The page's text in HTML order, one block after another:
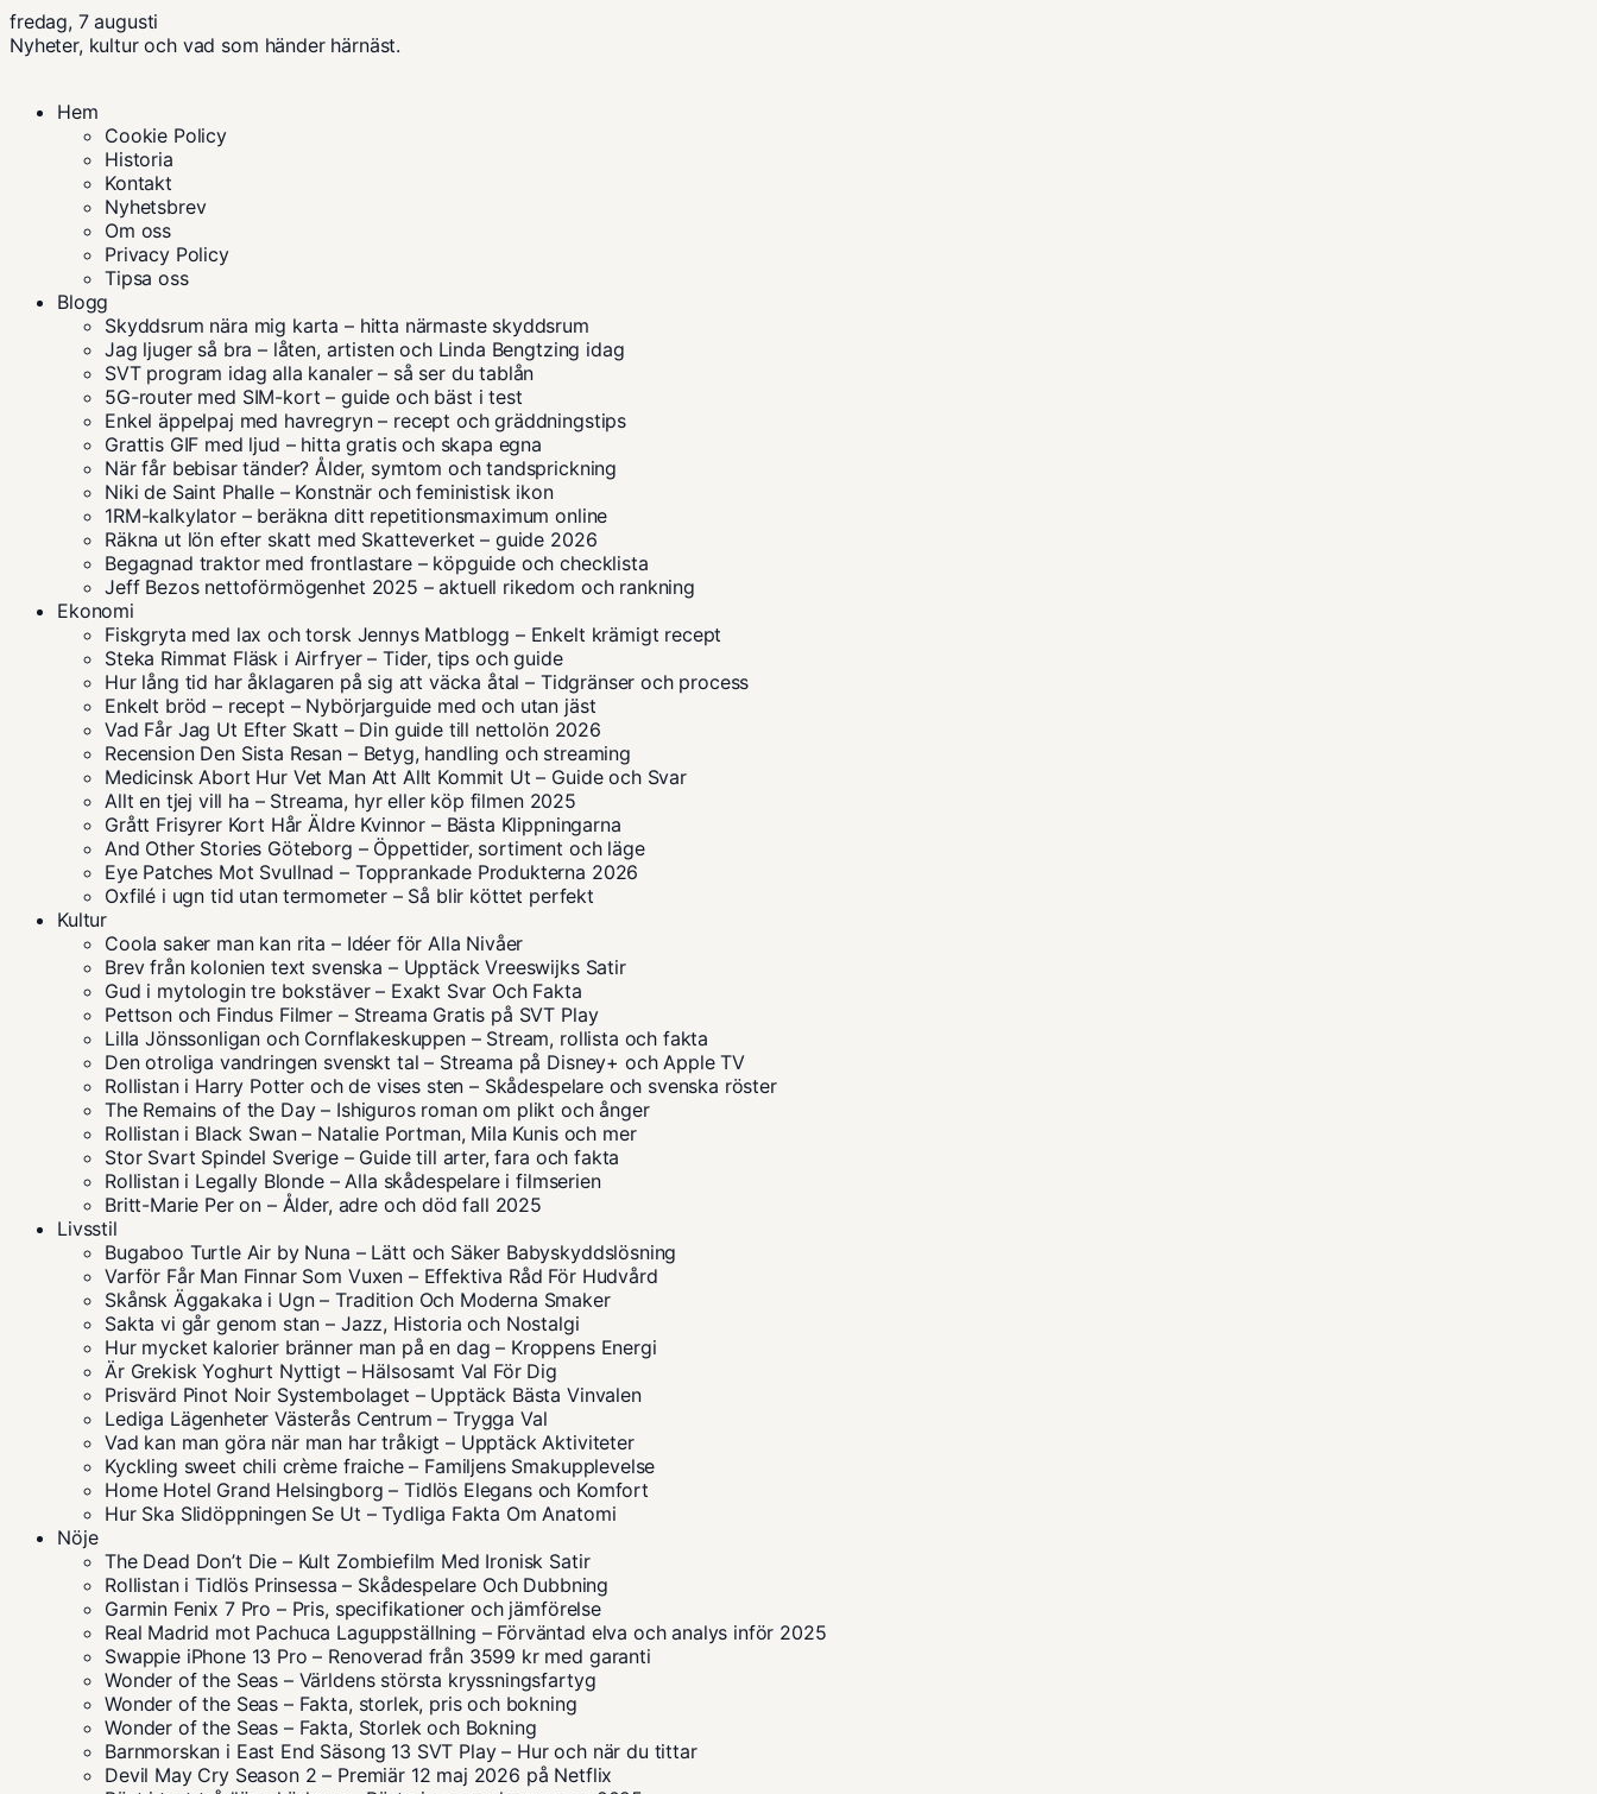
fredag, 7 augusti
Nyheter, kultur och vad som händer härnäst.
Hem
Cookie Policy
Historia
Kontakt
Nyhetsbrev
Om oss
Privacy Policy
Tipsa oss
Blogg
Skyddsrum nära mig karta – hitta närmaste skyddsrum
Jag ljuger så bra – låten, artisten och Linda Bengtzing idag
SVT program idag alla kanaler – så ser du tablån
5G-router med SIM-kort – guide och bäst i test
Enkel äppelpaj med havregryn – recept och gräddningstips
Grattis GIF med ljud – hitta gratis och skapa egna
När får bebisar tänder? Ålder, symtom och tandsprickning
Niki de Saint Phalle – Konstnär och feministisk ikon
1RM-kalkylator – beräkna ditt repetitionsmaximum online
Räkna ut lön efter skatt med Skatteverket – guide 2026
Begagnad traktor med frontlastare – köpguide och checklista
Jeff Bezos nettoförmögenhet 2025 – aktuell rikedom och rankning
Ekonomi
Fiskgryta med lax och torsk Jennys Matblogg – Enkelt krämigt recept
Steka Rimmat Fläsk i Airfryer – Tider, tips och guide
Hur lång tid har åklagaren på sig att väcka åtal – Tidgränser och process
Enkelt bröd – recept – Nybörjarguide med och utan jäst
Vad Får Jag Ut Efter Skatt – Din guide till nettolön 2026
Recension Den Sista Resan – Betyg, handling och streaming
Medicinsk Abort Hur Vet Man Att Allt Kommit Ut – Guide och Svar
Allt en tjej vill ha – Streama, hyr eller köp filmen 2025
Grått Frisyrer Kort Hår Äldre Kvinnor – Bästa Klippningarna
And Other Stories Göteborg – Öppettider, sortiment och läge
Eye Patches Mot Svullnad – Topprankade Produkterna 2026
Oxfilé i ugn tid utan termometer – Så blir köttet perfekt
Kultur
Coola saker man kan rita – Idéer för Alla Nivåer
Brev från kolonien text svenska – Upptäck Vreeswijks Satir
Gud i mytologin tre bokstäver – Exakt Svar Och Fakta
Pettson och Findus Filmer – Streama Gratis på SVT Play
Lilla Jönssonligan och Cornflakeskuppen – Stream, rollista och fakta
Den otroliga vandringen svenskt tal – Streama på Disney+ och Apple TV
Rollistan i Harry Potter och de vises sten – Skådespelare och svenska röster
The Remains of the Day – Ishiguros roman om plikt och ånger
Rollistan i Black Swan – Natalie Portman, Mila Kunis och mer
Stor Svart Spindel Sverige – Guide till arter, fara och fakta
Rollistan i Legally Blonde – Alla skådespelare i filmserien
Britt-Marie Per on – Ålder, adre och död fall 2025
Livsstil
Bugaboo Turtle Air by Nuna – Lätt och Säker Babyskyddslösning
Varför Får Man Finnar Som Vuxen – Effektiva Råd För Hudvård
Skånsk Äggakaka i Ugn – Tradition Och Moderna Smaker
Sakta vi går genom stan – Jazz, Historia och Nostalgi
Hur mycket kalorier bränner man på en dag – Kroppens Energi
Är Grekisk Yoghurt Nyttigt – Hälsosamt Val För Dig
Prisvärd Pinot Noir Systembolaget – Upptäck Bästa Vinvalen
Lediga Lägenheter Västerås Centrum – Trygga Val
Vad kan man göra när man har tråkigt – Upptäck Aktiviteter
Kyckling sweet chili crème fraiche – Familjens Smakupplevelse
Home Hotel Grand Helsingborg – Tidlös Elegans och Komfort
Hur Ska Slidöppningen Se Ut – Tydliga Fakta Om Anatomi
Nöje
The Dead Don’t Die – Kult Zombiefilm Med Ironisk Satir
Rollistan i Tidlös Prinsessa – Skådespelare Och Dubbning
Garmin Fenix 7 Pro – Pris, specifikationer och jämförelse
Real Madrid mot Pachuca Laguppställning – Förväntad elva och analys inför 2025
Swappie iPhone 13 Pro – Renoverad från 3599 kr med garanti
Wonder of the Seas – Världens största kryssningsfartyg
Wonder of the Seas – Fakta, storlek, pris och bokning
Wonder of the Seas – Fakta, Storlek och Bokning
Barnmorskan i East End Säsong 13 SVT Play – Hur och när du tittar
Devil May Cry Season 2 – Premiär 12 maj 2026 på Netflix